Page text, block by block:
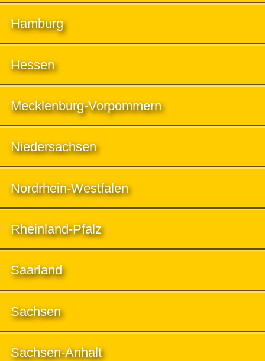
Hamburg
Hessen
Mecklenburg-Vorpommern
Niedersachsen
Nordrhein-Westfalen
Rheinland-Pfalz
Saarland
Sachsen
Sachsen-Anhalt